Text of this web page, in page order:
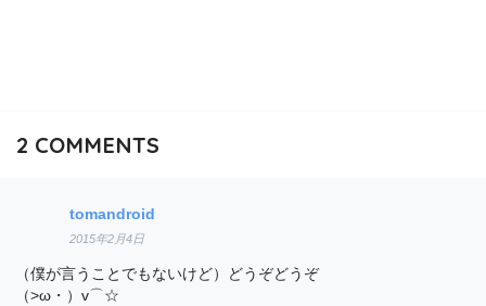
2 COMMENTS
tomandroid
2015年2月4日
（僕が言うことでもないけど）どうぞどうぞ
（>ω・）v⌒☆